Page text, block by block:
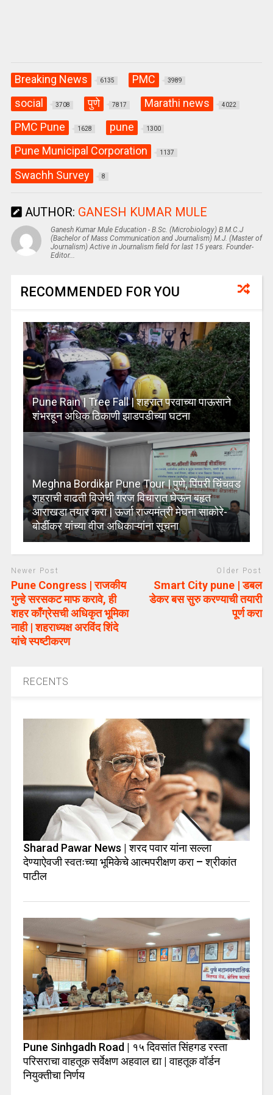
Breaking News 6135 PMC 3989
social 3708 पुणे 7817 Marathi news 4022
PMC Pune 1628 pune 1300
Pune Municipal Corporation 1137
Swachh Survey 8
AUTHOR: GANESH KUMAR MULE
Ganesh Kumar Mule Education - B.Sc. (Microbiology) B.M.C.J
(Bachelor of Mass Communication and Journalism) M.J. (Master of
Journalism) Active in Journalism field for last 15 years. Founder-
Editor...
RECOMMENDED FOR YOU
Pune Rain | Tree Fall | शहरात परवाच्या पाऊसाने
शंभरहून अधिक ठिकाणी झाडपडीच्या घटना
Meghna Bordikar Pune Tour | पुणे, पिंपरी चिंचवड
शहराची वाढती विजेची गरज विचारात घेऊन बहृत
आराखडा तयार करा | ऊर्जा राज्यमंत्री मेघना साकाेरे-
बोर्डीकर यांच्या वीज अधिकाऱ्यांना सूचना
Newer Post
Pune Congress | राजकीय
गुन्हे सरसकट माफ करावे, ही
शहर काँग्रेसची अधिकृत भूमिका
नाही | शहराध्यक्ष अरविंद शिंदे
यांचे स्पष्टीकरण
Older Post
Smart City pune | डबल
डेकर बस सुरु करण्याची तयारी
पूर्ण करा
RECENTS
Sharad Pawar News | शरद पवार यांना सल्ला
देण्याऐवजी स्वतःच्या भूमिकेचे आत्मपरीक्षण करा – श्रीकांत
पाटील
Pune Sinhgadh Road | १५ दिवसांत सिंहगड रस्ता
परिसराचा वाहतूक सर्वेक्षण अहवाल द्या | वाहतूक वॉर्डन
नियुक्तीचा निर्णय